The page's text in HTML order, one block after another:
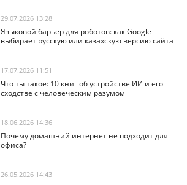
29.07.2026 13:28
Языковой барьер для роботов: как Google
выбирает русскую или казахскую версию сайта
17.07.2026 11:51
Что ты такое: 10 книг об устройстве ИИ и его
сходстве с человеческим разумом
18.06.2026 14:36
Почему домашний интернет не подходит для
офиса?
26.05.2026 14:43